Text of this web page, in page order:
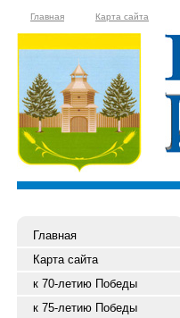
Главная Карта сайта
Главная
Карта сайта
к 70-летию Победы
к 75-летию Победы